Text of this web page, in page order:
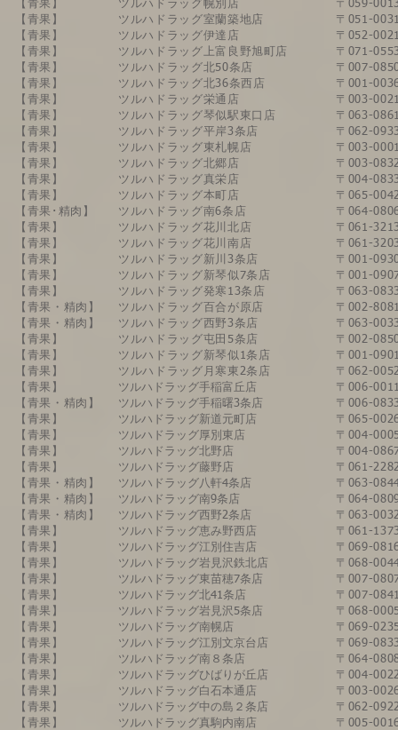
【青果】
【青果】
【青果】
【青果】
【青果】
【青果】
【青果】
【青果】
【青果】
【青果】
【青果】
【青果】
【青果】​
【青果･精肉】​
【青果】
【青果】
【青果】
【青果】
​【青果】
【青果・精肉】
【青果・精肉】
​【青果】
【青果】
【青果】
​【青果】
【青果・精肉】
【青果】
【青果】
【青果】
【青果】
【青果・精肉】
【青果・精肉】
【青果・精肉】
【青果】
【青果】
【青果】
【青果】
【青果】
【青果】
【青果】
【青果】
【青果】
【青果】
【青果】
【青果】
【青果】
​ツルハドラッグ幌別店
​ツルハドラッグ室蘭築地店
​ツルハドラッグ伊達店
ツルハドラッグ上富良野旭町店
ツルハドラッグ北50条店
ツルハドラッグ北36条西店
ツルハドラッグ栄通店
ツルハドラッグ琴似駅東口店
ツルハドラッグ平岸3条店
ツルハドラッグ東札幌店
ツルハドラッグ北郷店
ツルハドラッグ真栄店
ツルハドラッグ本町店
​ツルハドラッグ南6条店
ツルハドラッグ花川北店
ツルハドラッグ花川南店
ツルハドラッグ新川3条店
ツルハドラッグ新琴似7条店
​ツルハドラッグ発寒13条店
ツルハドラッグ百合が原店
ツルハドラッグ西野3条店
​ツルハドラッグ屯田5条店
​ツルハドラッグ新琴似1条店
​ツルハドラッグ月寒東2条店
ツルハドラッグ手稲富丘店
ツルハドラッグ手稲曙3条店
ツルハドラッグ新道元町店
ツルハドラッグ厚別東店
ツルハドラッグ北野店
ツルハドラッグ藤野店
ツルハドラッグ八軒4条店
​ツルハドラッグ南9条店
ツルハドラッグ西野2条店
​ツルハドラッグ恵み野西店
​ツルハドラッグ江別住吉店
​ツルハドラッグ岩見沢鉄北店
ツルハドラッグ東苗穂7条店
ツルハドラッグ北41条店
ツルハドラッグ岩見沢5条店
ツルハドラッグ南幌店
ツルハドラッグ江別文京台店
ツルハドラッグ南８条店
ツルハドラッグひばりが丘店
ツルハドラッグ白石本通店
ツルハドラッグ中の島２条店
ツルハドラッグ真駒内南店
〒059-
〒051-
〒052-
〒071-
〒007-
〒001-
〒003-
〒063-
〒062-
〒003-
〒003-
〒004-
〒065-
〒064-
〒061-
〒061-
〒001-
〒001-
〒063-
〒002-
〒063-
〒002-
〒001-
〒062-
〒006-
〒006-
〒065-
〒004-
〒004-
〒061-
〒063-
〒064-
〒063-
〒061-
〒069-
〒068-
〒007-
〒007-
〒068-
〒069-
〒069-
〒064-
〒004-
〒003-
〒062-
〒005-